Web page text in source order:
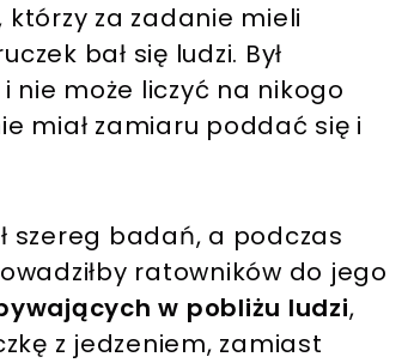
za zadanie mieli
bał się ludzi. Był
nie może liczyć na nikogo
miał zamiaru poddać się i
szereg badań, a podczas
ratowników do jego
w pobliżu ludzi,
z jedzeniem, zamiast